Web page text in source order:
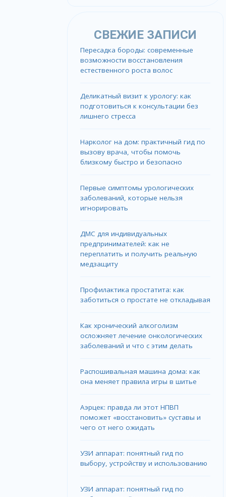
СВЕЖИЕ ЗАПИСИ
Пересадка бороды: современные
возможности восстановления
естественного роста волос
Деликатный визит к урологу: как
подготовиться к консультации без
лишнего стресса
Нарколог на дом: практичный гид по
вызову врача, чтобы помочь
близкому быстро и безопасно
Первые симптомы урологических
заболеваний, которые нельзя
игнорировать
ДМС для индивидуальных
предпринимателей: как не
переплатить и получить реальную
медзащиту
Профилактика простатита: как
заботиться о простате не откладывая
Как хронический алкоголизм
осложняет лечение онкологических
заболеваний и что с этим делать
Распошивальная машина дома: как
она меняет правила игры в шитье
Аэрцек: правда ли этот НПВП
поможет «восстановить» суставы и
чего от него ожидать
УЗИ аппарат: понятный гид по
выбору, устройству и использованию
УЗИ аппарат: понятный гид по